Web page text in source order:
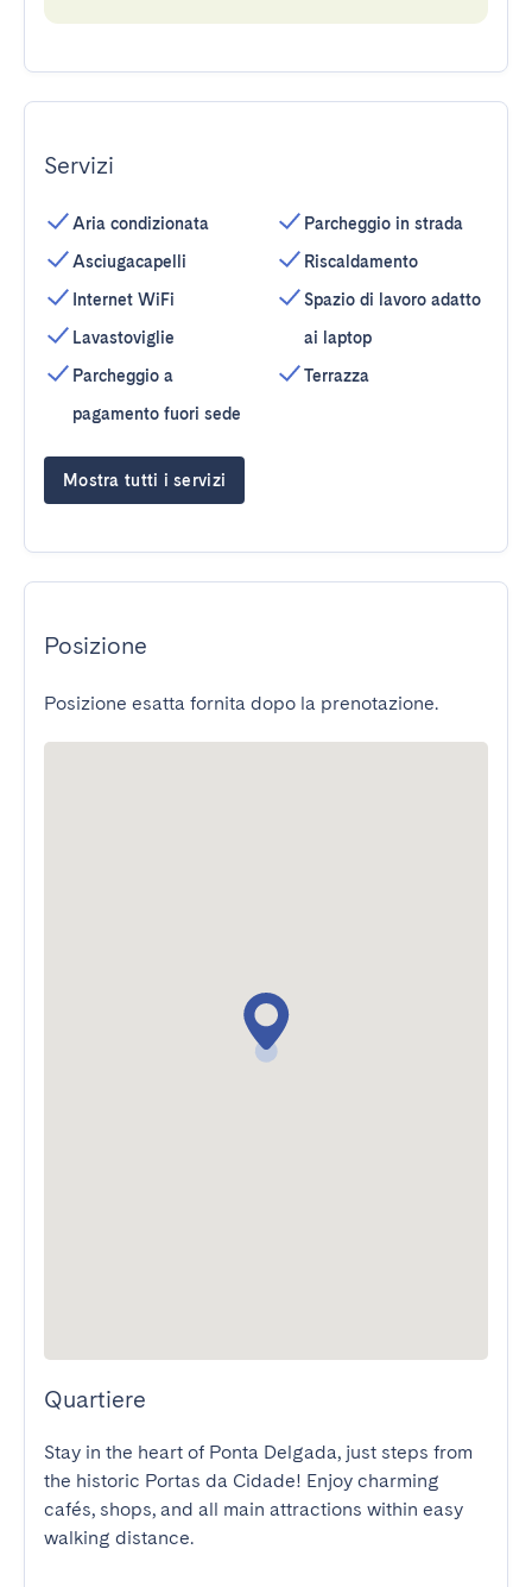
Servizi
Aria condizionata
Asciugacapelli
Internet WiFi
Lavastoviglie
Parcheggio a
pagamento fuori sede
Parcheggio in strada
Riscaldamento
Spazio di lavoro adatto
ai laptop
Terrazza
Mostra tutti i servizi
Posizione
Posizione esatta fornita dopo la prenotazione.
Quartiere
Stay in the heart of Ponta Delgada, just steps from
the historic Portas da Cidade! Enjoy charming
cafés, shops, and all main attractions within easy
walking distance.